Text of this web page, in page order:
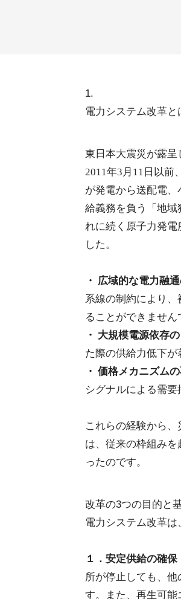
1.
電力システム改革
東日本大震災が露呈
2011年3月11日以前
が発電から送配電
給義務を負う「地
れに続く原子力発電
した。
・ 広域的な電力融
系線の制約により
ることができません
・ 大規模電源依存
た際の供給力低下が
・ 価格メカニズムの
シグナルによる需要
これらの経験から
は、従来の枠組み
ったのです。
改革の3つの目的と
電力システム改革は
１．安定供給の確保
所が停止しても、
す。また、再生可能